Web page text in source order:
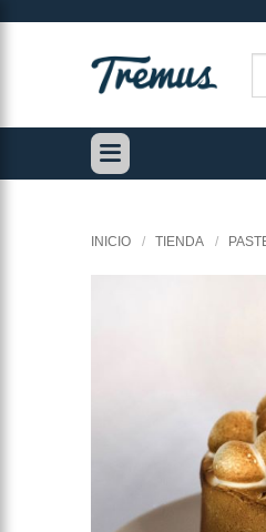
INICIO / TIENDA /